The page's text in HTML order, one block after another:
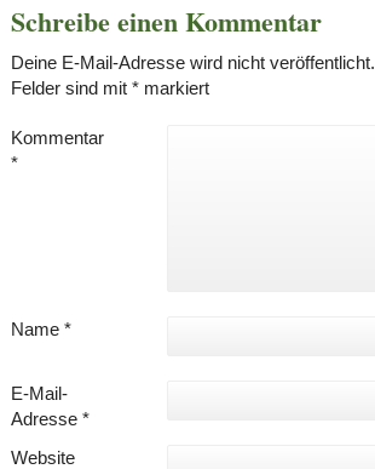
Schreibe einen Kommentar
Deine E-Mail-Adresse wird nicht veröffentlicht.
Felder sind mit *markiert
Kommentar
*
Name *
E-Mail-
Adresse *
Website